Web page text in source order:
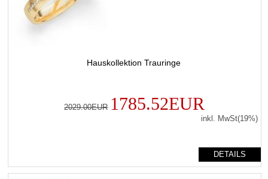
Hauskollektion Trauringe
2029.00EUR 1785.52EUR
inkl. MwSt(19%)
DETAILS